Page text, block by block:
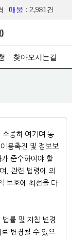
매물 : 2,981건
찾아오시는길
소중히 여기며 통
용촉진 및 정보보
준수하여야 할
, 관련 법령에 의
보호에 최선을 다
률 및 지침 변경
변경될 수 있으